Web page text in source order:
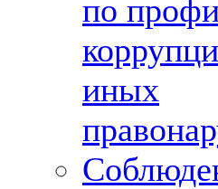
по
иных